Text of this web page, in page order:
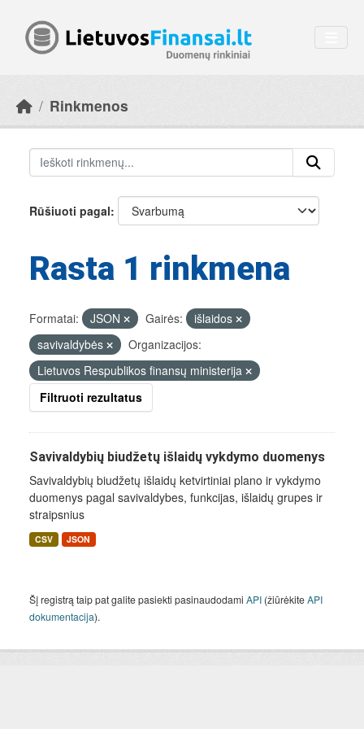
Rinkmenos
Rūšiuoti pagal
Rasta 1 rinkmena
Formatai: JSON Gairės:
išlaidos
savivaldybės
Organizacijos:
Lietuvos Respublikos finansų ministerija
Filtruoti rezultatus
Savivaldybių biudžetų išlaidų vykdymo duomenys
Savivaldybių biudžetų išlaidų ketvirtiniai plano ir vykdymo
duomenys pagal savivaldybes, funkcijas, išlaidų grupes ir
straipsnius
CSV JSON
Šį registrą taip pat galite pasiekti pasinaudodami API (žiūrėkiteAPI
dokumentacija).